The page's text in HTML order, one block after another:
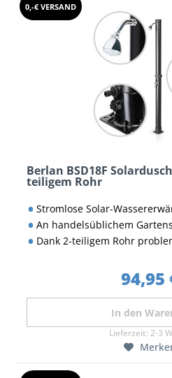
von
21,95 €
0,-€ VERSAND
Berlan BSD18F
teiligem Rohr
Stromlose Solar-
An handelsüblichem
Dank 2-teiligem Rohr
94,95
In den
Lieferzeit: 2-3